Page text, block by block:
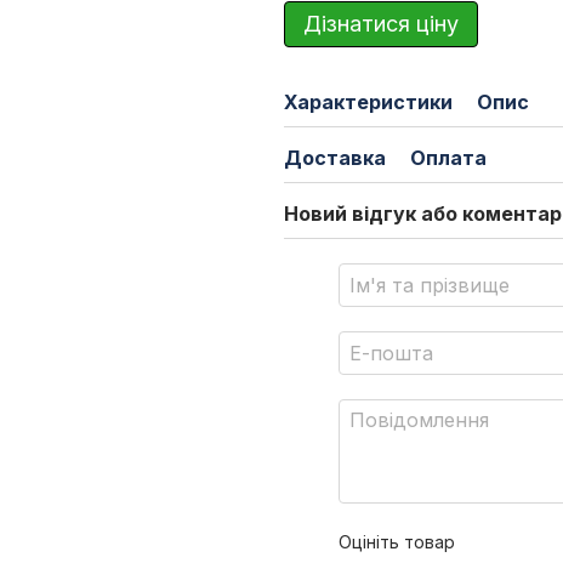
Дізнатися ціну
Характеристики Опис
Доставка Оплата
Новий відгук або коментар
Оцініть товар